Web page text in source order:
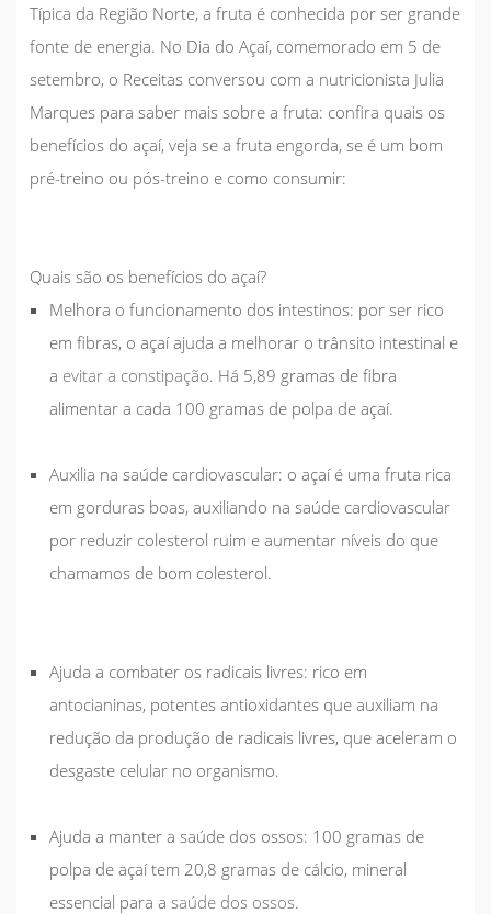
Típica da Região Norte, a fruta é conhecida por ser grande
fonte de energia. No Dia do Açaí, comemorado em 5 de
setembro, o Receitas conversou com a nutricionista Julia
Marques para saber mais sobre a fruta: confira quais os
benefícios do açaí, veja se a fruta engorda, se é um bom
pré-treino ou pós-treino e como consumir:
Quais são os benefícios do açaí?
Melhora o funcionamento dos intestinos: por ser rico
em fibras, o açaí ajuda a melhorar o trânsito intestinal e
a evitar a constipação. Há 5,89 gramas de fibra
alimentar a cada 100 gramas de polpa de açaí.
Auxilia na saúde cardiovascular: o açaí é uma fruta rica
em gorduras boas, auxiliando na saúde cardiovascular
por reduzir colesterol ruim e aumentar níveis do que
chamamos de bom colesterol.
Ajuda a combater os radicais livres: rico em
antocianinas, potentes antioxidantes que auxiliam na
redução da produção de radicais livres, que aceleram o
desgaste celular no organismo.
Ajuda a manter a saúde dos ossos: 100 gramas de
polpa de açaí tem 20,8 gramas de cálcio, mineral
essencial para a saúde dos ossos.